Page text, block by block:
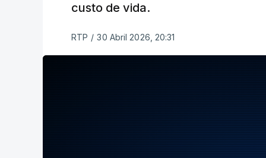
custo de vida.
RTP / 30 Abril 2026, 20:31